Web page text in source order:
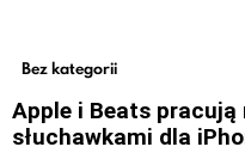
Bez kategorii
Apple i Beats pracują
słuchawkami dla